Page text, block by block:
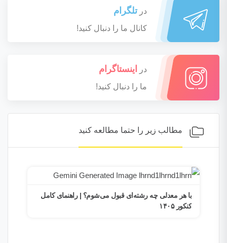
در تلگرام
کانال ما را دنبال کنید!
در اینستاگرام
ما را دنبال کنید!
مطالب زیر را حتما مطالعه کنید
با هر معدلی چه رشته‌ای قبول می‌شوم؟ | راهنمای کامل
کنکور ۱۴۰۵